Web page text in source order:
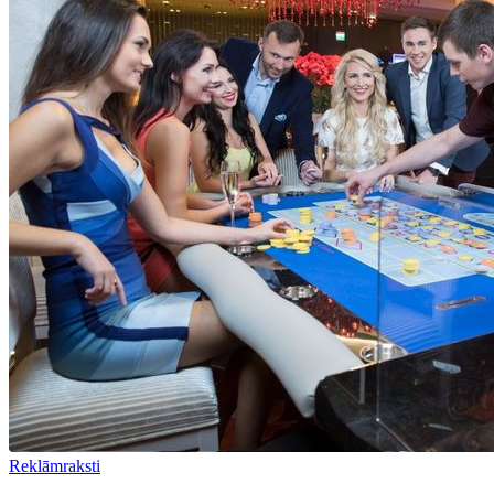
Reklāmraksti